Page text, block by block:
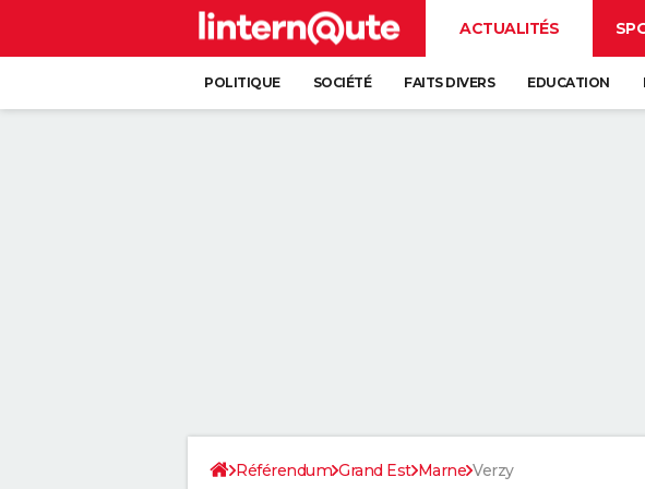
ACTUALITÉS
POLITIQUE SOCIÉTÉ FAITS DIVERS EDUCATION
Référendum Grand Est Marne Verzy